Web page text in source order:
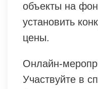
объекты на
установить
цены.
Онлайн-
Участвуйте в